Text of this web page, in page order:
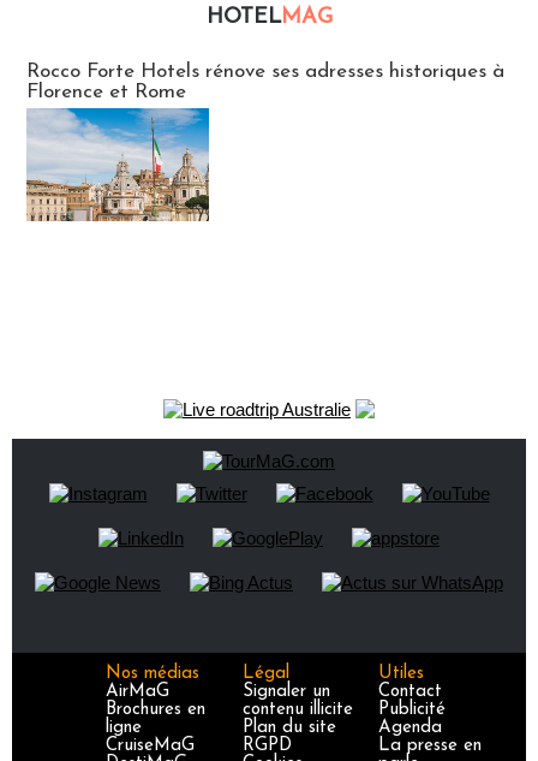
HOTELMAG
Rocco Forte Hotels rénove ses adresses historiques à
Florence et Rome
Nos médias
AirMaG
Brochures en
ligne
CruiseMaG
Légal
Signaler un
contenu illicite
Plan du site
RGPD
Utiles
Contact
Publicité
Agenda
La presse en